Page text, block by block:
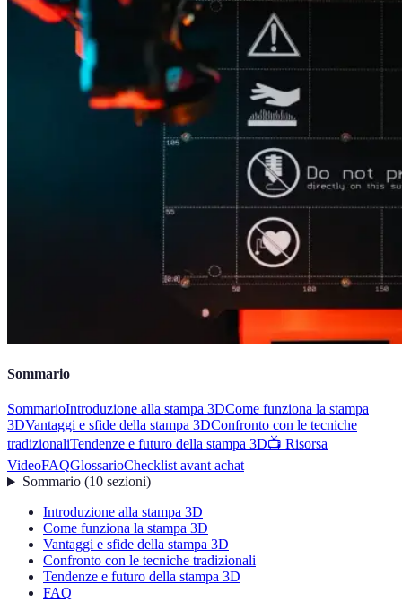
Sommario
SommarioIntroduzione alla stampa 3DCome funziona la stampa
3DVantaggi e sfide della stampa 3DConfronto con le tecniche
tradizionaliTendenze e futuro della stampa 3D📺 Risorsa
VideoFAQGlossarioChecklist avant achat
Sommario(10 sezioni)
Introduzione alla stampa 3D
Come funziona la stampa 3D
Vantaggi e sfide della stampa 3D
Confronto con le tecniche tradizionali
Tendenze e futuro della stampa 3D
FAQ